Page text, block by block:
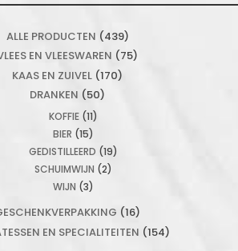
ALLE PRODUCTEN (439)
EN VLEESWAREN (75)
KAAS EN ZUIVEL (170)
DRANKEN (50)
KOFFIE (11)
BIER (15)
GEDISTILLEERD (19)
SCHUIMWIJN (2)
WIJN (3)
(16)
EN SPECIALITEITEN (154)